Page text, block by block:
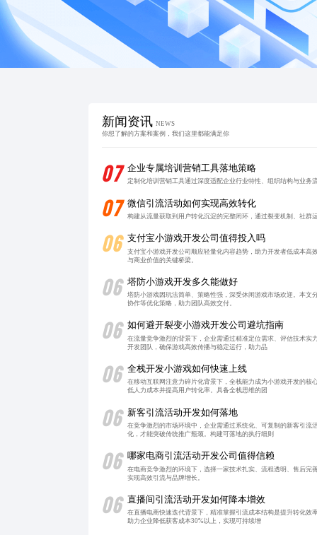
新闻资讯 NEWS
你想了解的方案和案例，我们这里都能满足你
07 企业专属培训营销工具落地策略
定制化培训营销工具通过深度适配企业行业特性、组织结构与业
07 微信引流活动如何实现高效转化
构建从流量获取到用户转化沉淀的完整闭环，通过裂变机制、社
06 支付宝小游戏开发公司值得投入吗
支付宝小游戏开发公司顺应轻量化内容趋势，助力开发者低成本
与商业价值的关键桥梁。
06 塔防小游戏开发多久能做好
塔防小游戏因玩法简单、策略性强，深受休闲游戏市场欢迎。本
协作等优化策略，助力团队高效交付。
06 如何避开裂变小游戏开发公司避坑指南
在流量竞争激烈的背景下，企业需通过精准定位需求、评估技术
开发团队，确保游戏高效传播与稳定运行，助力品
06 全栈开发小游戏如何快速上线
在移动互联网注意力碎片化背景下，全栈能力成为小游戏开发的
低人力成本并提高用户转化率。具备全栈思维的团
06 新客引流活动开发如何落地
在竞争激烈的市场环境中，企业需通过系统化、可复制的新客引
化，才能突破传统推广瓶颈。构建可落地的执行细则
06 哪家电商引流活动开发公司值得信赖
在电商竞争激烈的环境下，选择一家技术扎实、流程透明、售后
实现高效引流与品牌增长。
06 直播间引流活动开发如何降本增效
在直播电商快速迭代背景下，精准掌握引流成本结构是提升转化
助力企业降低获客成本30%以上，实现可持续增